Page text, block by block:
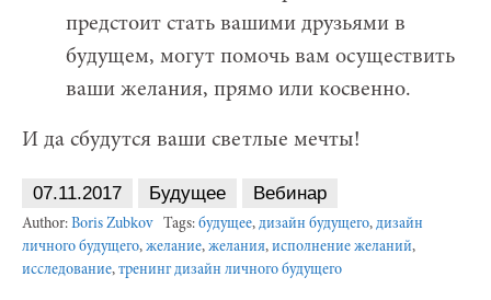
предстоит стать вашими друзьями в
будущем, могут помочь вам осуществить
ваши желания, прямо или косвенно.
И да сбудутся ваши светлые мечты!
07.11.2017 Будущее Вебинар
Author: Boris Zubkov Tags: будущее, дизайн будущего, дизайн
личного будущего, желание, желания, исполнение желаний,
исследование, тренинг дизайн личного будущего